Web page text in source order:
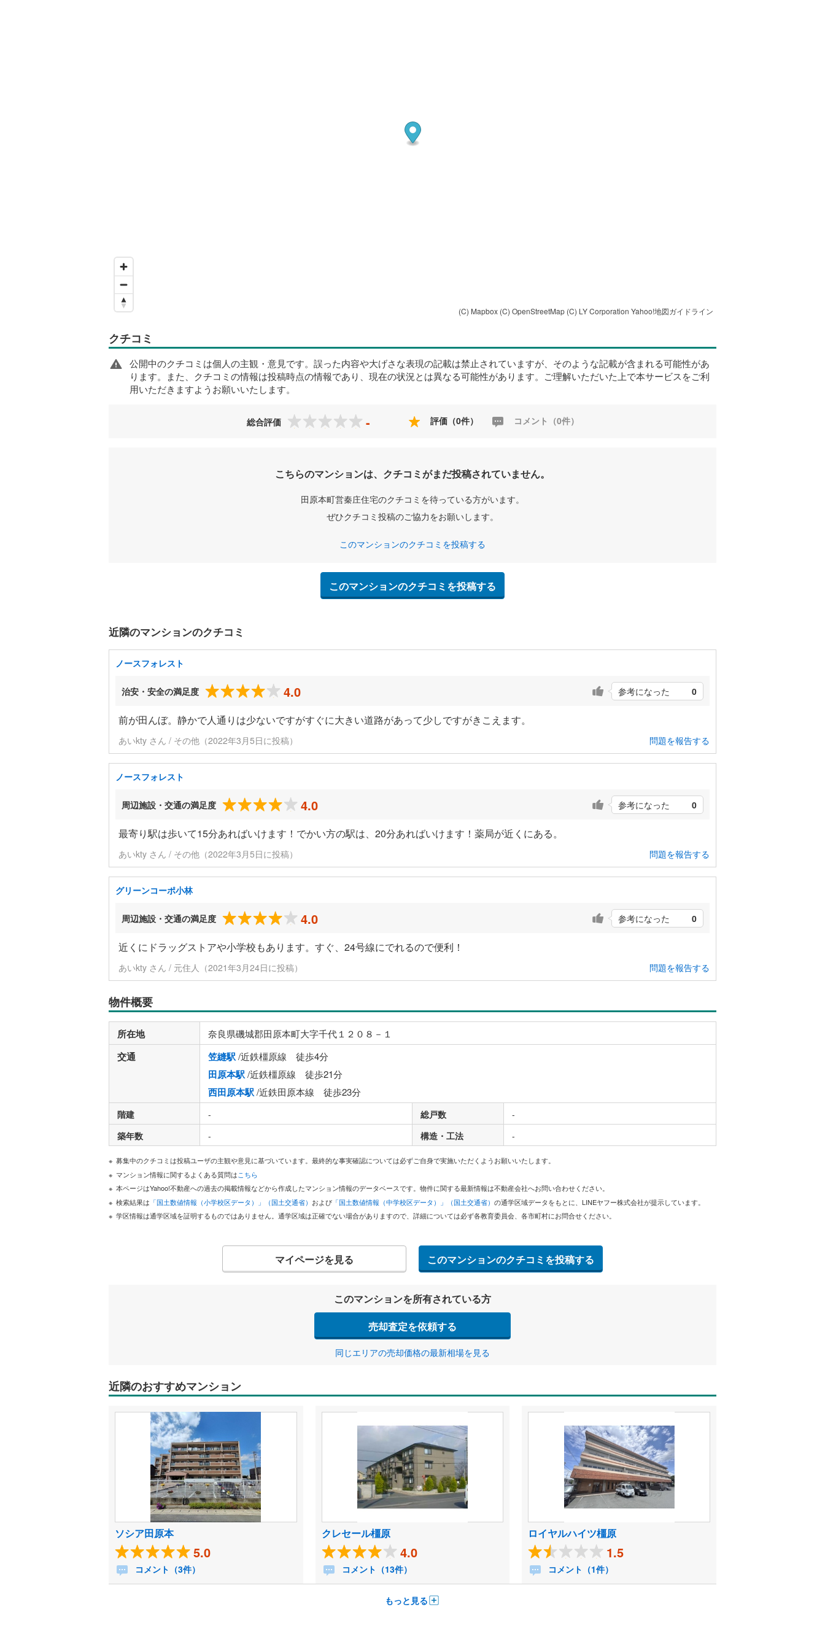
(C) Mapbox (C) OpenStreetMap (C) LY Corporation Yahoo!地図ガイドライン
クチコミ
公開中のクチコミは個人の主観・意見です。誤った内容や大げさな表現の記載は禁止されていますが、そのような記載が含まれる可能性があ
ります。また、クチコミの情報は投稿時点の情報であり、現在の状況とは異なる可能性があります。ご理解いただいた上で本サービスをご利
用いただきますようお願いいたします。
総合評価 - 評価（0件） コメント（0件）
こちらのマンションは、クチコミがまだ投稿されていません。
田原本町営秦庄住宅のクチコミを待っている方がいます。
ぜひクチコミ投稿のご協力をお願いします。
このマンションのクチコミを投稿する
このマンションのクチコミを投稿する
近隣のマンションのクチコミ
ノースフォレスト
治安・安全の満足度 4.0 参考になった 0
前が田んぼ。静かで人通りは少ないですがすぐに大きい道路があって少しですがきこえます。
あいkty さん / その他（2022年3月5日に投稿） 問題を報告する
ノースフォレスト
周辺施設・交通の満足度 4.0 参考になった 0
最寄り駅は歩いて15分あればいけます！でかい方の駅は、20分あればいけます！薬局が近くにある。
あいkty さん / その他（2022年3月5日に投稿） 問題を報告する
グリーンコーポ小林
周辺施設・交通の満足度 4.0 参考になった 0
近くにドラッグストアや小学校もあります。すぐ、24号線にでれるので便利！
あいkty さん / 元住人（2021年3月24日に投稿） 問題を報告する
物件概要
所在地 奈良県磯城郡田原本町大字千代１２０８－１
交通 笠縫駅/近鉄橿原線 徒歩4分
田原本駅/近鉄橿原線 徒歩21分
西田原本駅/近鉄田原本線 徒歩23分
階建 - 総戸数
-
築年数
- 構造・工法 -
募集中のクチコミは投稿ユーザの主観や意見に基づいています。最終的な事実確認については必ずご自身で実施いただくようお願いいたします。
マンション情報に関するよくある質問はこちら
本ページはYahoo!不動産への過去の掲載情報などから作成したマンション情報のデータベースです。物件に関する最新情報は不動産会社へお問い合わせください。
検索結果は 「国土数値情報（小学校区データ）」（国土交通省） および 「国土数値情報（中学校区データ）」（国土交通省） の通学区域データをもとに、LINEヤフー株式会社が提示しています。
学区情報は通学区域を証明するものではありません。通学区域は正確でない場合がありますので、詳細については必ず各教育委員会、各市町村にお問合せください。
マイページを見る このマンションのクチコミを投稿する
このマンションを所有されている方
売却査定を依頼する
同じエリアの売却価格の最新相場を見る
近隣のおすすめマンション
ソシア田原本
5.0
コメント（3件）
クレセール橿原
4.0
コメント（13件）
ロイヤルハイツ橿原
1.5
コメント（1件）
もっと見る